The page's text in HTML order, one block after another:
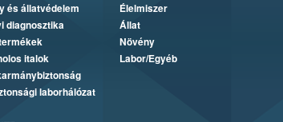
és állatvédelem
diagnosztika
italok
laborhálózat
Élelmiszer
Állat
Növény
Labor/Egyéb